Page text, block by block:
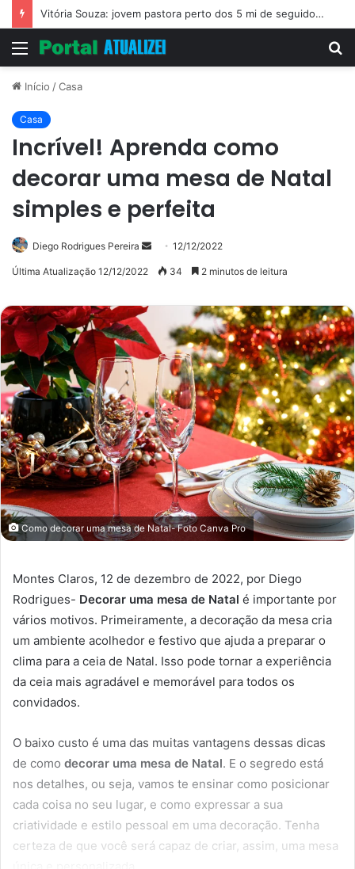
Vitória Souza: jovem pastora perto dos 5 mi de seguidores na web
Menu
Início /Casa
Casa
Incrível! Aprenda como
decorar uma mesa de Natal
simples e perfeita
Diego Rodrigues Pereira
Mande
um
12/12/2022
Última Atualização 12/12/2022 34 2 minutos de leitura
Como decorar uma mesa de Natal- Foto Canva Pro
Montes Claros, 12 de dezembro de 2022, por Diego
Rodrigues- Decorar uma mesa de Natal é importante por
vários motivos. Primeiramente, a decoração da mesa cria
um ambiente acolhedor e festivo que ajuda a preparar o
clima para a ceia de Natal. Isso pode tornar a experiência
da ceia mais agradável e memorável para todos os
convidados.
O baixo custo é uma das muitas vantagens dessas dicas
de como decorar uma mesa de Natal. E o segredo está
nos detalhes, ou seja, vamos te ensinar como posicionar
cada coisa no seu lugar, e como expressar a sua
criatividade e estilo pessoal em uma decoração. Tenha
certeza de que você será capaz de criar, assim, uma mesa